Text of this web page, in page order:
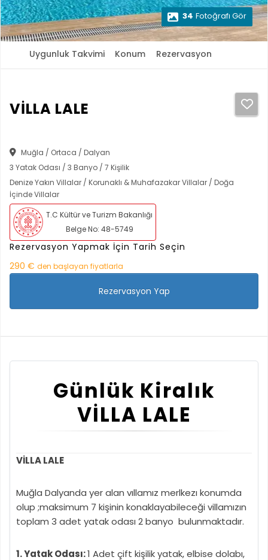
34 Fotoğrafı Gör
Uygunluk Takvimi Konum Rezervasyon
VİLLA LALE
Muğla / Ortaca / Dalyan
3 Yatak Odası / 3 Banyo / 7 Kişilik
Denize Yakın Villalar / Korunaklı & Muhafazakar Villalar / Doğa
İçinde Villalar
T.C Kültür ve Turizm Bakanlığı
Belge No: 48-5749
Rezervasyon Yapmak İçin Tarih Seçin
290 € den başlayan fiyatlarla
Rezervasyon Yap
Günlük Kiralık
VİLLA LALE
VİLLA LALE
Muğla Dalyanda yer alan vıllamız merlkezı konumda
olup ;maksimum 7 kişinin konaklayabileceği villamızın
toplam 3 adet yatak odası 2 banyo bulunmaktadır.
1. Yatak Odası:1 Adet çift kişilik yatak, elbise dolabı,